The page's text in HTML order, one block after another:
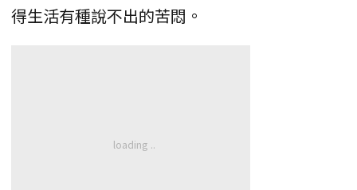
得生活有種說不出的苦悶。